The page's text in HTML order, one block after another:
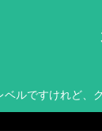
ベルですけれど